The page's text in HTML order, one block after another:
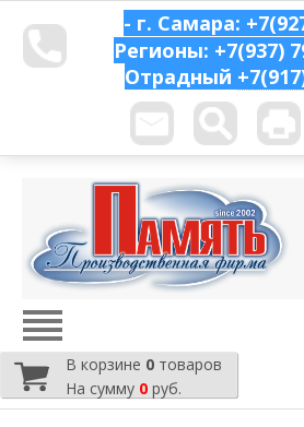
- г. Самара:
Регионы: +7(937)
Отрадный
В корзине 0 товаров
На сумму 0 руб.